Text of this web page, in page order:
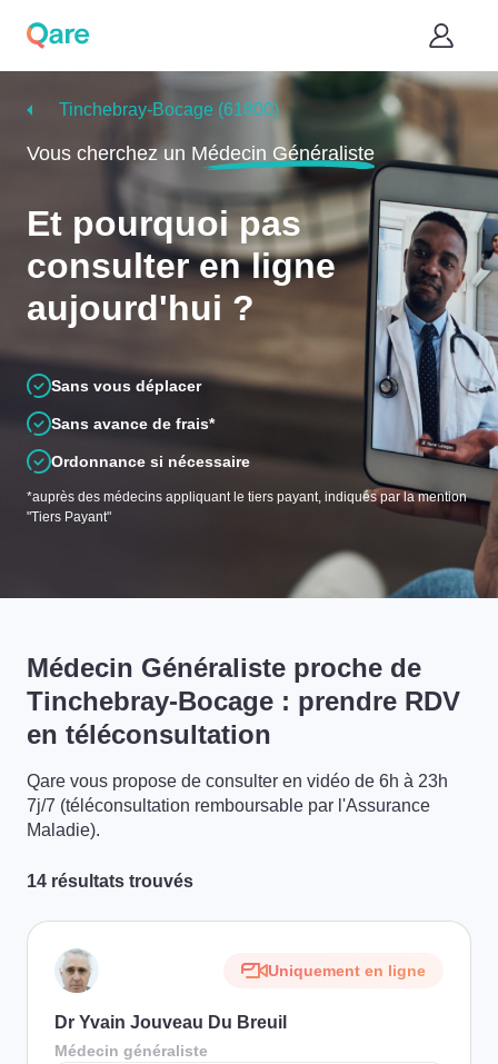
Tinchebray-Bocage (61800)
Vous cherchez un Médecin Généraliste
Et pourquoi pas
consulter en ligne
aujourd'hui ?
Sans vous déplacer
Sans avance de frais*
Ordonnance si nécessaire
*auprès des médecins appliquant le tiers payant, indiqués par la mention
"Tiers Payant"
Médecin Généraliste proche de
Tinchebray-Bocage : prendre RDV
en téléconsultation
Qare vous propose de consulter en vidéo de 6h à 23h
7j/7 (téléconsultation remboursable par l'Assurance
Maladie).
14 résultats trouvés
Uniquement en ligne
Dr Yvain Jouveau Du Breuil
Médecin généraliste